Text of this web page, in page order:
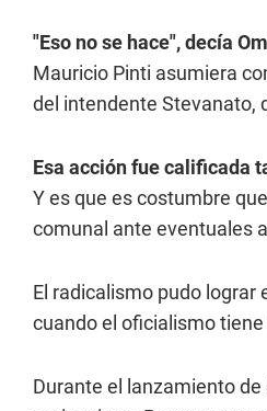
"Eso no se hace", decía
Mauricio Pinti asumiera
del intendente Stevanato,
Esa acción fue calificada
Y es que es costumbre
comunal ante eventuales
El radicalismo pudo
cuando el oficialismo tiene
Durante el lanzamiento de